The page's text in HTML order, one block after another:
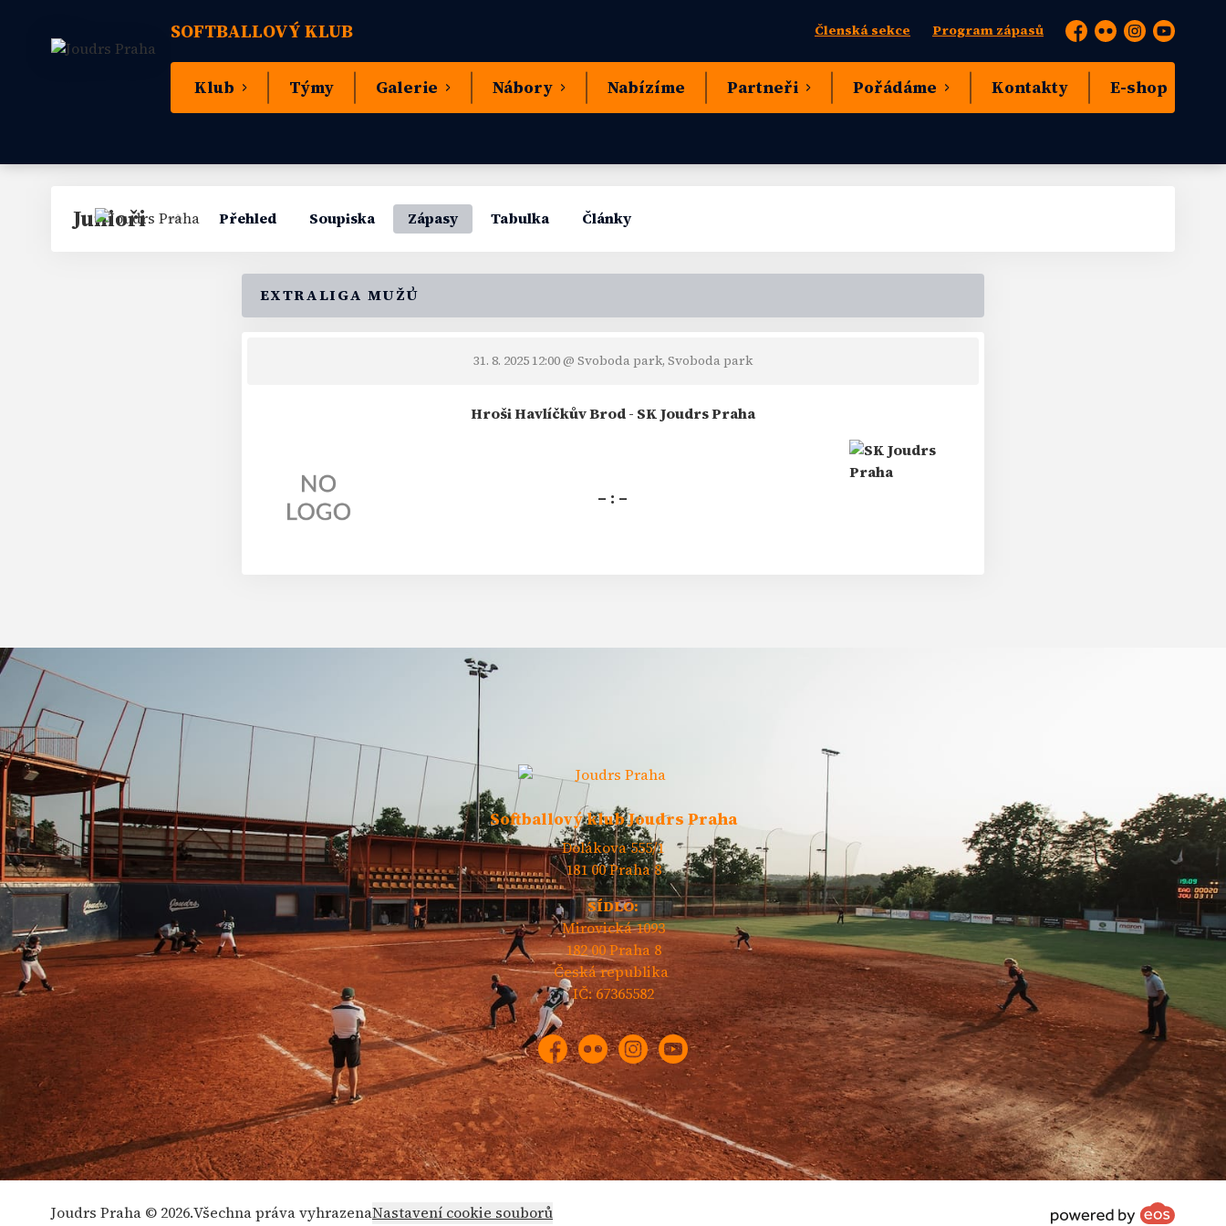
SOFTBALLOVÝ KLUB Členská sekce Program zápasů Facebook
FlickrInstagram
YouTube
Klub Týmy Galerie Nábory Nabízíme Partneři Pořádáme Kontakty E-shop
Junioři Přehled Soupiska Zápasy Tabulka Články
EXTRALIGA MUŽŮ
31. 8. 2025 12:00@ Svoboda park, Svoboda park
Hroši Havlíčkův Brod - SK Joudrs Praha
– : –
Softballový klub Joudrs Praha
Dolákova 555/1
181 00 Praha 8
SÍDLO:
Mirovická 1093
182 00 Praha 8
Česká republika
IČ: 67365582
Facebook
FlickrInstagramYouTube
Joudrs Praha © 2026.Všechna práva vyhrazenaNastavení cookie souborů